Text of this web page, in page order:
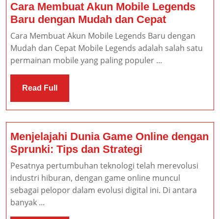
Cara Membuat Akun Mobile Legends
Baru dengan Mudah dan CepatCara
Membuat
Akun
Mudah
dan
Cepat
Cara Membuat Akun Mobile Legends Baru dengan
Mudah dan Cepat Mobile Legends adalah salah satu
permainan mobile yang paling populer ...
Read Full Read
Menjelajahi Dunia Game Online dengan
Sprunki: Tips dan Strategi
Dunia
Game
Online
Pesatnya pertumbuhan teknologi telah merevolusi
industri hiburan, dengan game online muncul
sebagai pelopor dalam evolusi digital ini. Di antara
banyak ...